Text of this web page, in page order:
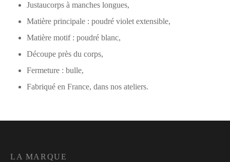
Justaucorps à manches longues,
Matière principale : poudré violet extensible,
Matière motif : poudré blanc,
Découpe près du corps,
Fermeture : bulle,
Fabriqué en France, dans nos ateliers.
LA MARQUE